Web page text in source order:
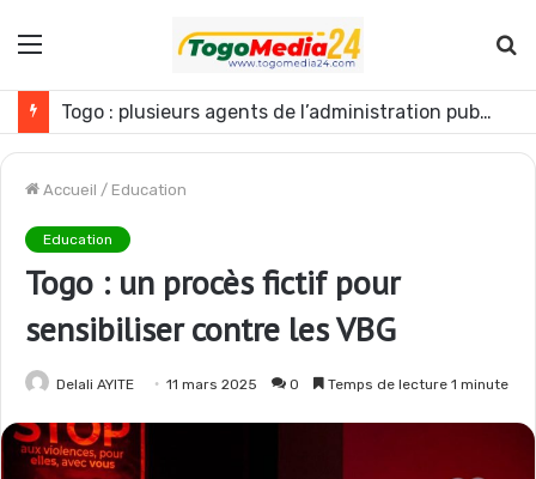
Menu
Togo : Énergies renouvelables, les médias appelés à devenir des acteurs du changement
Accueil / Education
Education
Togo : un procès fictif pour
sensibiliser contre les VBG
Delali AYITE 11 mars 2025 0 Temps de lecture 1 minute